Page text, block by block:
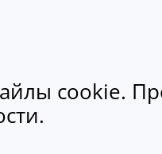
cookie.